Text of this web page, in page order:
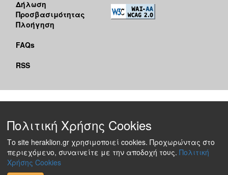
Δήλωση
Προσβασιμότητας
Πλοήγηση
FAQs
RSS
Πολιτική Χρήσης Cookies
Το site heraklion.gr χρησιμοποιεί cookies. Προχωρώντας στο
περιεχόμενο, συναινείτε με την αποδοχή τους. Πολιτική
Χρήσης Cookies